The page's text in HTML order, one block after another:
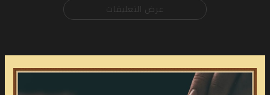
عرض التعليقات